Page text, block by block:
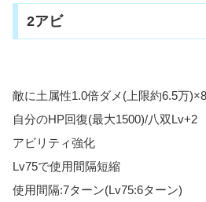
2アビ
敵に土属性1.0倍ダメ(上限約6.5万
自分のHP回復(最大1500)/八双Lv+2
アビリティ強化
Lv75で使用間隔短縮
使用間隔:7ターン(Lv75:6ターン)